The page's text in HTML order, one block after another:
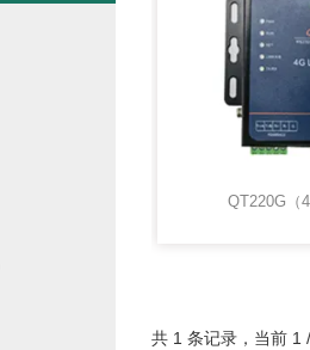
QT220G（
共 1 条记录，当前